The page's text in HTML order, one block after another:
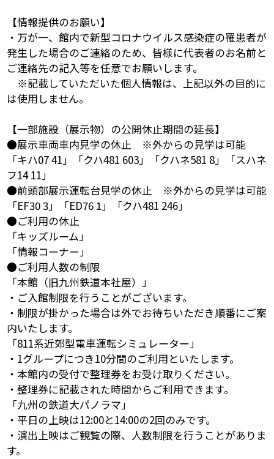
【情報提供のお願い】
・万が一、館内で新型コロナウイルス感染症の罹患者が
発生した場合のご連絡のため、皆様に代表者のお名前と
ご連絡先の記入等を任意でお願いします。
※記載していただいた個人情報は、上記以外の目的に
は使用しません。
【一部施設（展示物）の公開休止期間の延長】
●展示車両車内見学の休止 ※外からの見学は可能
「キハ07 41」「クハ481 603」「クハネ581 8」「スハネ
フ14 11」
●前頭部展示運転台見学の休止 ※外からの見学は可能
「EF30 3」「ED76 1」「クハ481 246」
●ご利用の休止
「キッズルーム」
「情報コーナー」
●ご利用人数の制限
「本館（旧九州鉄道本社屋）」
・ご入館制限を行うことがございます。
・制限が掛かった場合は外でお待ちいただき順番にご案
内いたします。
「811系近郊型電車運転シミュレーター」
・1グループにつき10分間のご利用といたします。
・本館内の受付で整理券をお受け取りください。
・整理券に記載された時間からご利用できます。
「九州の鉄道大パノラマ」
・平日の上映は12:00と14:00の2回のみです。
・演出上映はご観覧の際、人数制限を行うことがありま
す。